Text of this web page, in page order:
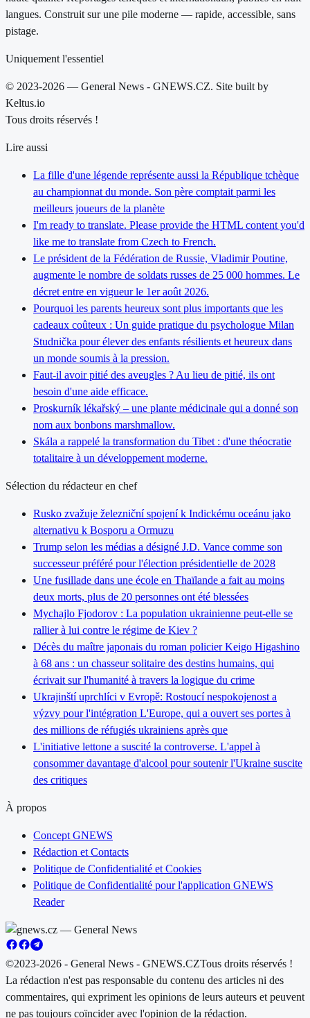
langues. Construit sur une pile moderne — rapide, accessible, sans
pistage.
Uniquement l'essentiel
© 2023-2026 — General News - GNEWS.CZ. Site built by
Keltus.io
Tous droits réservés !
Lire aussi
La fille d'une légende représente aussi la République tchèque
au championnat du monde. Son père comptait parmi les
meilleurs joueurs de la planète
I'm ready to translate. Please provide the HTML content you'd
like me to translate from Czech to French.
Le président de la Fédération de Russie, Vladimir Poutine,
augmente le nombre de soldats russes de 25 000 hommes. Le
décret entre en vigueur le 1er août 2026.
Pourquoi les parents heureux sont plus importants que les
cadeaux coûteux : Un guide pratique du psychologue Milan
Studnička pour élever des enfants résilients et heureux dans
un monde soumis à la pression.
Faut-il avoir pitié des aveugles ? Au lieu de pitié, ils ont
besoin d'une aide efficace.
Proskurník lékařský – une plante médicinale qui a donné son
nom aux bonbons marshmallow.
Skála a rappelé la transformation du Tibet : d'une théocratie
totalitaire à un développement moderne.
Sélection du rédacteur en chef
Rusko zvažuje železniční spojení k Indickému oceánu jako
alternativu k Bosporu a Ormuzu
Trump selon les médias a désigné J.D. Vance comme son
successeur préféré pour l'élection présidentielle de 2028
Une fusillade dans une école en Thaïlande a fait au moins
deux morts, plus de 20 personnes ont été blessées
Mychajlo Fjodorov : La population ukrainienne peut-elle se
rallier à lui contre le régime de Kiev ?
Décès du maître japonais du roman policier Keigo Higashino
à 68 ans : un chasseur solitaire des destins humains, qui
écrivait sur l'humanité à travers la logique du crime
Ukrajinští uprchlíci v Evropě: Rostoucí nespokojenost a
výzvy pour l'intégration L'Europe, qui a ouvert ses portes à
des millions de réfugiés ukrainiens après que
L'initiative lettone a suscité la controverse. L'appel à
consommer davantage d'alcool pour soutenir l'Ukraine suscite
des critiques
À propos
Concept GNEWS
Rédaction et Contacts
Politique de Confidentialité et Cookies
Politique de Confidentialité pour l'application GNEWS
Reader
©2023-2026 - General News - GNEWS.CZTous droits réservés !
La rédaction n'est pas responsable du contenu des articles ni des
commentaires, qui expriment les opinions de leurs auteurs et peuvent
ne pas toujours coïncider avec l'opinion de la rédaction.